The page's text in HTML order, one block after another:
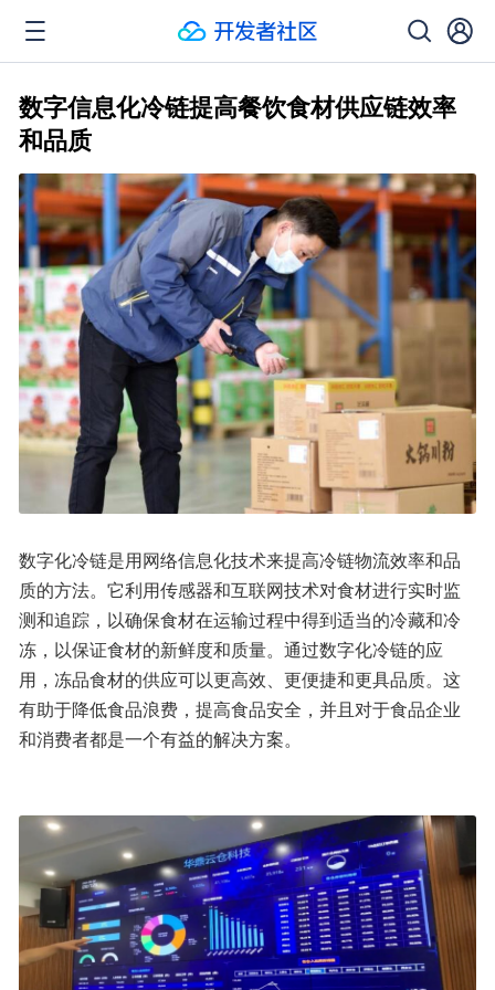
数字信息化冷链提高餐饮食材供应链效率
和品质
数字化冷链是用网络信息化技术来提高冷链物流效率和品
质的方法。它利用传感器和互联网技术对食材进行实时监
测和追踪，以确保食材在运输过程中得到适当的冷藏和冷
冻，以保证食材的新鲜度和质量。通过数字化冷链的应
用，冻品食材的供应可以更高效、更便捷和更具品质。这
有助于降低食品浪费，提高食品安全，并且对于食品企业
和消费者都是一个有益的解决方案。